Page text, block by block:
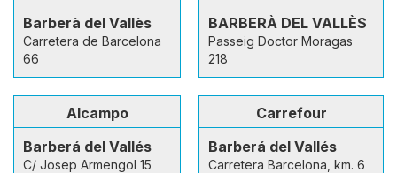
Barberà del Vallès
Carretera de Barcelona
66
BARBERÀ DEL VALLÈS
Passeig Doctor Moragas
218
Alcampo
Barberá del Vallés
C/ Josep Armengol 15
Carrefour
Barberá del Vallés
Carretera Barcelona, km. 6